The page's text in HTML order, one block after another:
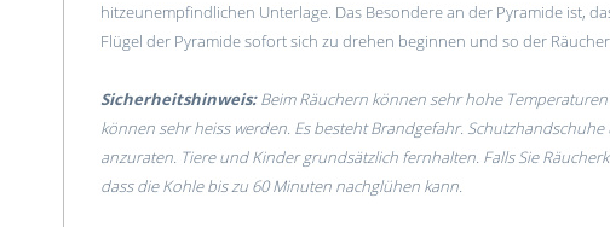
hitzeunempfindlichen Unterlage. Das Besondere an der Pyramide ist,
Flügel der Pyramide sofort sich zu drehen beginnen und so der
Sicherheitshinweis:Beim Räuchern können sehr hohe
können sehr heiss werden. Es besteht Brandgefahr.
anzuraten. Tiere und Kinder grundsätzlich fernhalten. Falls Sie
dass die Kohle bis zu 60 Minuten nachglühen kann.